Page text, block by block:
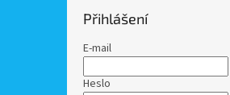
Přihlášení
E-mail
Heslo